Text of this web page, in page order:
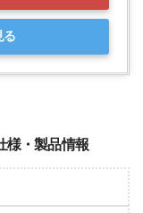
る
様・製品情報